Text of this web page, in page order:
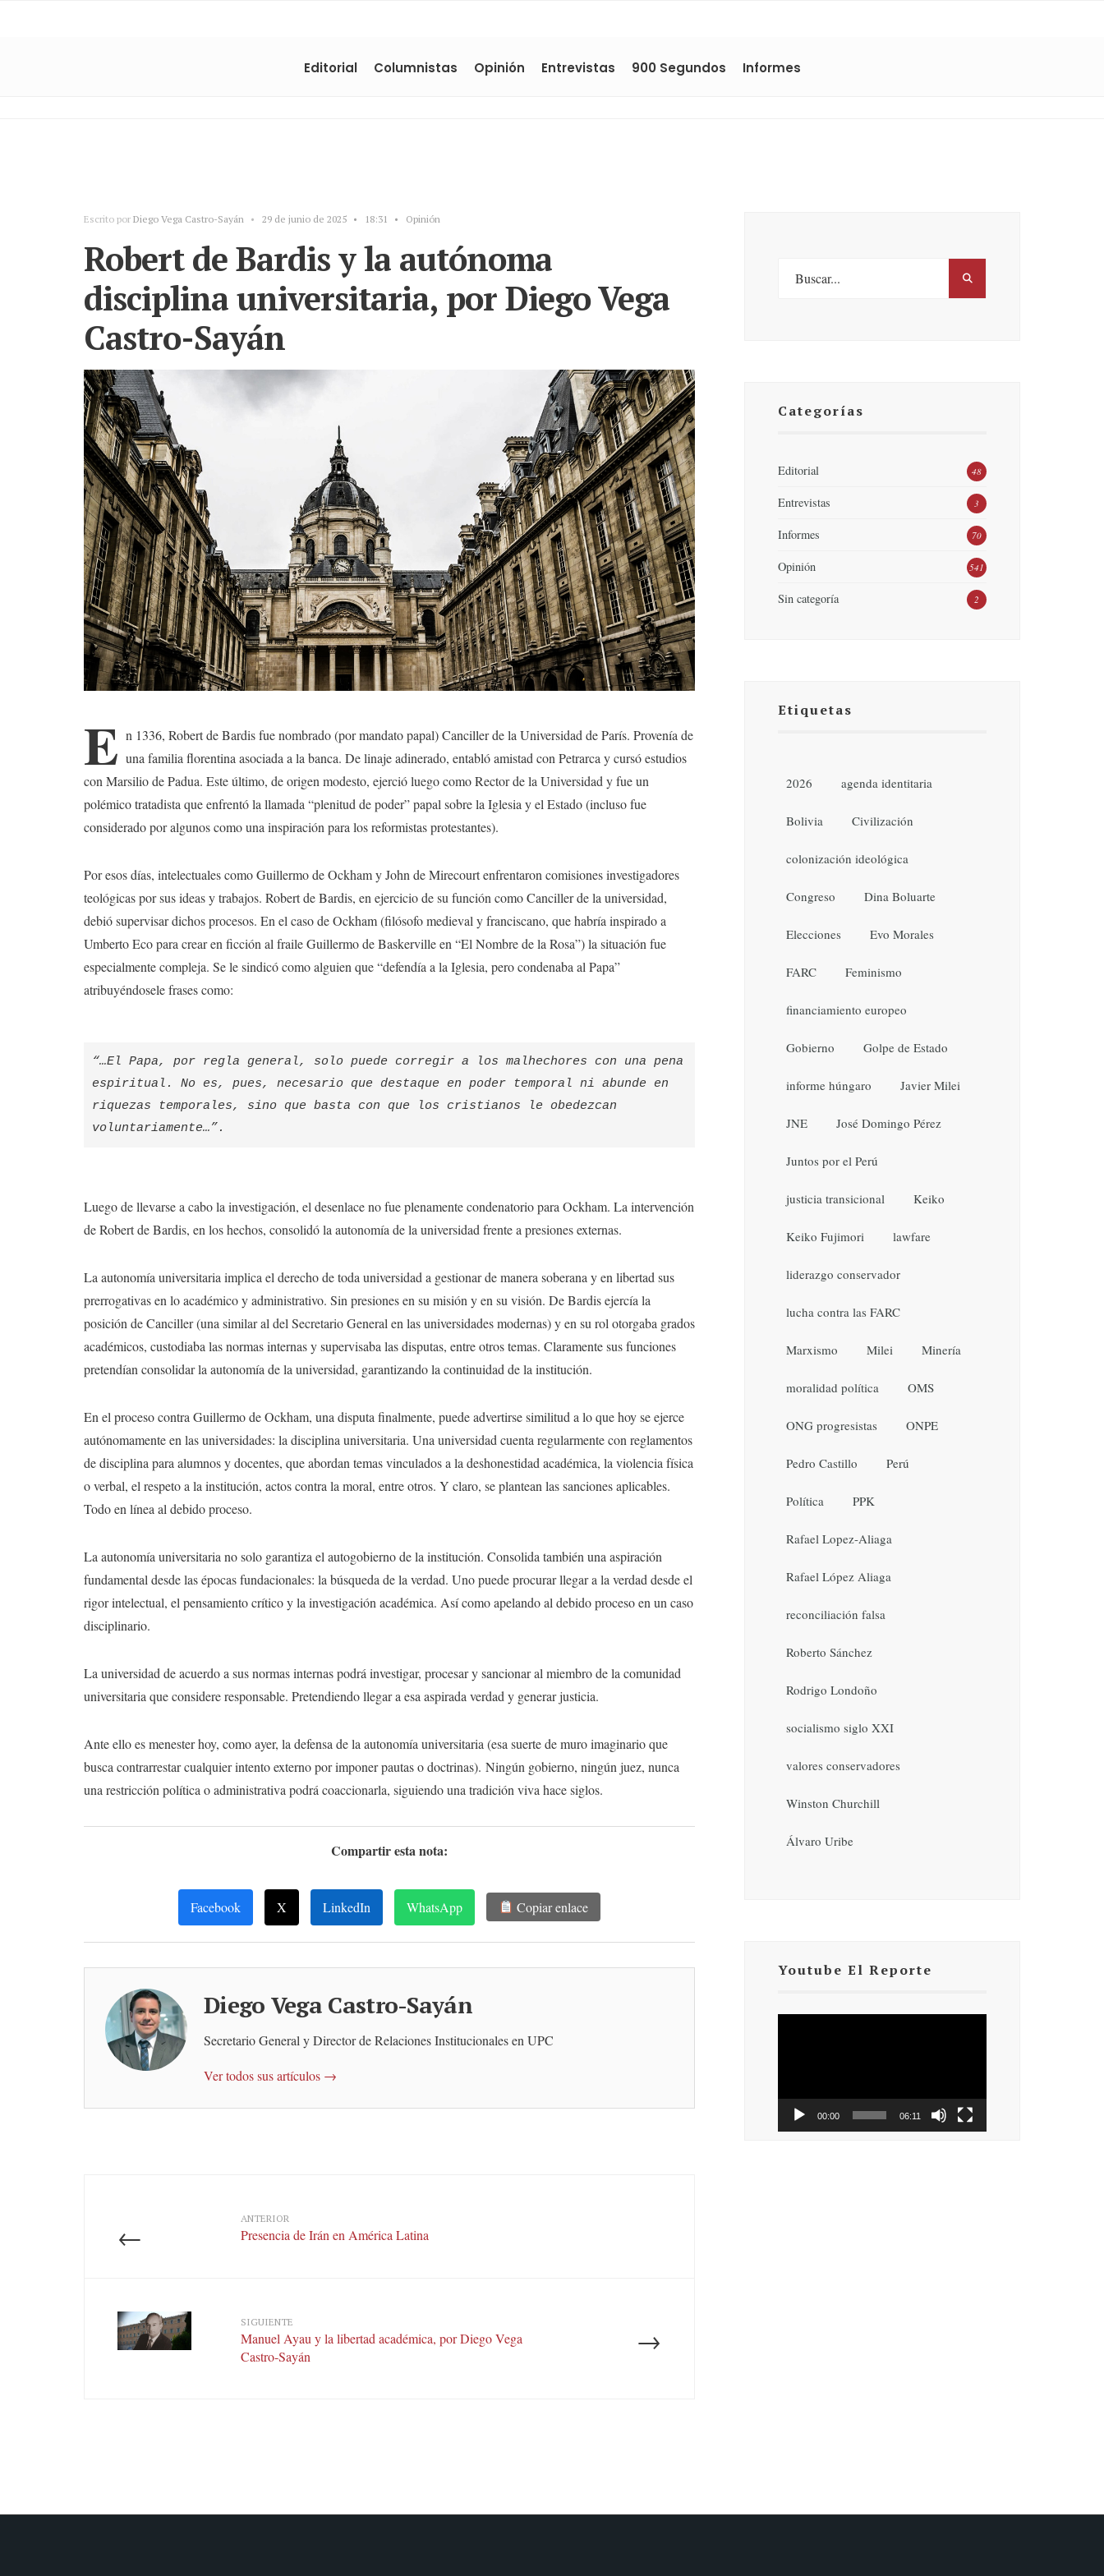
Editorial Columnistas Opinión Entrevistas 900 Segundos Informes
Escrito por Diego Vega Castro-Sayán • 29 de junio de 2025 • 18:31 • Opinión
Robert de Bardis y la autónoma
disciplina universitaria, por Diego Vega
Castro-Sayán
E n 1336, Robert de Bardis fue nombrado (por mandato papal) Canciller de la Universidad de París. Provenía de
una familia florentina asociada a la banca. De linaje adinerado, entabló amistad con Petrarca y cursó estudios
con Marsilio de Padua. Este último, de origen modesto, ejerció luego como Rector de la Universidad y fue un
polémico tratadista que enfrentó la llamada “plenitud de poder” papal sobre la Iglesia y el Estado (incluso fue
considerado por algunos como una inspiración para los reformistas protestantes).
Por esos días, intelectuales como Guillermo de Ockham y John de Mirecourt enfrentaron comisiones investigadores
teológicas por sus ideas y trabajos. Robert de Bardis, en ejercicio de su función como Canciller de la universidad,
debió supervisar dichos procesos. En el caso de Ockham (filósofo medieval y franciscano, que habría inspirado a
Umberto Eco para crear en ficción al fraile Guillermo de Baskerville en “El Nombre de la Rosa”) la situación fue
especialmente compleja. Se le sindicó como alguien que “defendía a la Iglesia, pero condenaba al Papa”
atribuyéndosele frases como:
“…El Papa, por regla general, solo puede corregir a los malhechores con una pena
espiritual. No es, pues, necesario que destaque en poder temporal ni abunde en
riquezas temporales, sino que basta con que los cristianos le obedezcan
voluntariamente…”.
Luego de llevarse a cabo la investigación, el desenlace no fue plenamente condenatorio para Ockham. La intervención
de Robert de Bardis, en los hechos, consolidó la autonomía de la universidad frente a presiones externas.
La autonomía universitaria implica el derecho de toda universidad a gestionar de manera soberana y en libertad sus
prerrogativas en lo académico y administrativo. Sin presiones en su misión y en su visión. De Bardis ejercía la
posición de Canciller (una similar al del Secretario General en las universidades modernas) y en su rol otorgaba grados
académicos, custodiaba las normas internas y supervisaba las disputas, entre otros temas. Claramente sus funciones
pretendían consolidar la autonomía de la universidad, garantizando la continuidad de la institución.
En el proceso contra Guillermo de Ockham, una disputa finalmente, puede advertirse similitud a lo que hoy se ejerce
autónomamente en las universidades: la disciplina universitaria. Una universidad cuenta regularmente con reglamentos
de disciplina para alumnos y docentes, que abordan temas vinculados a la deshonestidad académica, la violencia física
o verbal, el respeto a la institución, actos contra la moral, entre otros. Y claro, se plantean las sanciones aplicables.
Todo en línea al debido proceso.
La autonomía universitaria no solo garantiza el autogobierno de la institución. Consolida también una aspiración
fundamental desde las épocas fundacionales: la búsqueda de la verdad. Uno puede procurar llegar a la verdad desde el
rigor intelectual, el pensamiento crítico y la investigación académica. Así como apelando al debido proceso en un caso
disciplinario.
La universidad de acuerdo a sus normas internas podrá investigar, procesar y sancionar al miembro de la comunidad
universitaria que considere responsable. Pretendiendo llegar a esa aspirada verdad y generar justicia.
Ante ello es menester hoy, como ayer, la defensa de la autonomía universitaria (esa suerte de muro imaginario que
busca contrarrestar cualquier intento externo por imponer pautas o doctrinas). Ningún gobierno, ningún juez, nunca
una restricción política o administrativa podrá coaccionarla, siguiendo una tradición viva hace siglos.
Compartir esta nota:
Facebook X LinkedIn WhatsApp Copiar enlace
Diego Vega Castro-Sayán
Secretario General y Director de Relaciones Institucionales en UPC
Ver todos sus artículos →
←
ANTERIOR
Presencia de Irán en América Latina
→
SIGUIENTE
Manuel Ayau y la libertad académica, por Diego Vega
Castro-Sayán
Categorías
Editorial 48
Entrevistas 3
Informes 70
Opinión 541
Sin categoría 2
Etiquetas
2026 agenda identitaria
Bolivia Civilización
colonización ideológica
Congreso Dina Boluarte
Elecciones Evo Morales
FARC Feminismo
financiamiento europeo
Gobierno Golpe de Estado
informe húngaro Javier Milei
JNE José Domingo Pérez
Juntos por el Perú
justicia transicional Keiko
Keiko Fujimori lawfare
liderazgo conservador
lucha contra las FARC
Marxismo Milei Minería
moralidad política OMS
ONG progresistas ONPE
Pedro Castillo Perú
Política PPK
Rafael Lopez-Aliaga
Rafael López Aliaga
reconciliación falsa
Roberto Sánchez
Rodrigo Londoño
socialismo siglo XXI
valores conservadores
Winston Churchill
Álvaro Uribe
Youtube El Reporte
00:00 06:11